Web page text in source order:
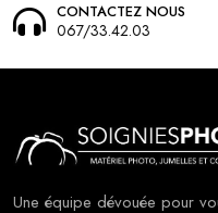
CONTACTEZ NOUS
067/33.42.03
Une équipe dévouée pour